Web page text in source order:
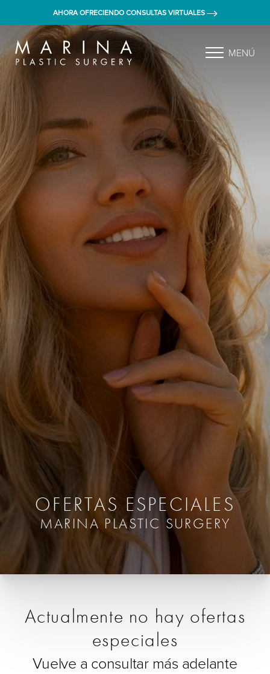
AHORA OFRECIENDO CONSULTAS VIRTUALES
MENÚ
OFERTAS ESPECIALES
MARINA PLASTIC SURGERY
Actualmente no hay ofertas
especiales
Vuelve a consultar más adelante